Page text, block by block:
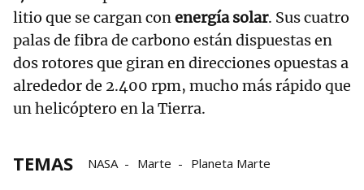
litio que se cargan conenergía solar. Sus cuatro
palas de fibra de carbono están dispuestas en
dos rotores que giran en direcciones opuestas a
alrededor de 2.400 rpm, mucho más rápido que
un helicóptero en la Tierra.
TEMAS NASA Marte Planeta Marte